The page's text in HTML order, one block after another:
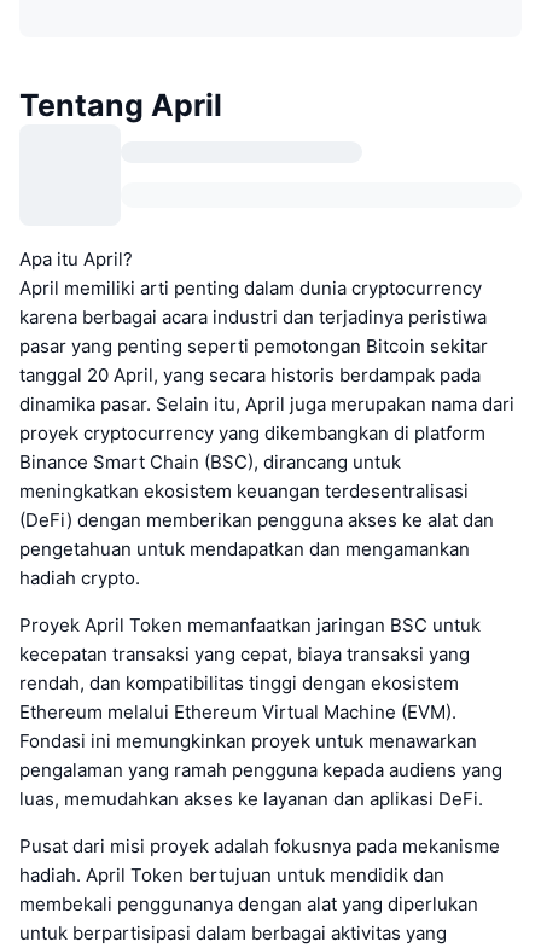
Tentang April
Apa itu April?
April memiliki arti penting dalam dunia cryptocurrency
karena berbagai acara industri dan terjadinya peristiwa
pasar yang penting seperti pemotongan Bitcoin sekitar
tanggal 20 April, yang secara historis berdampak pada
dinamika pasar. Selain itu, April juga merupakan nama dari
proyek cryptocurrency yang dikembangkan di platform
Binance Smart Chain (BSC), dirancang untuk
meningkatkan ekosistem keuangan terdesentralisasi
(DeFi) dengan memberikan pengguna akses ke alat dan
pengetahuan untuk mendapatkan dan mengamankan
hadiah crypto.
Proyek April Token memanfaatkan jaringan BSC untuk
kecepatan transaksi yang cepat, biaya transaksi yang
rendah, dan kompatibilitas tinggi dengan ekosistem
Ethereum melalui Ethereum Virtual Machine (EVM).
Fondasi ini memungkinkan proyek untuk menawarkan
pengalaman yang ramah pengguna kepada audiens yang
luas, memudahkan akses ke layanan dan aplikasi DeFi.
Pusat dari misi proyek adalah fokusnya pada mekanisme
hadiah. April Token bertujuan untuk mendidik dan
membekali penggunanya dengan alat yang diperlukan
untuk berpartisipasi dalam berbagai aktivitas yang